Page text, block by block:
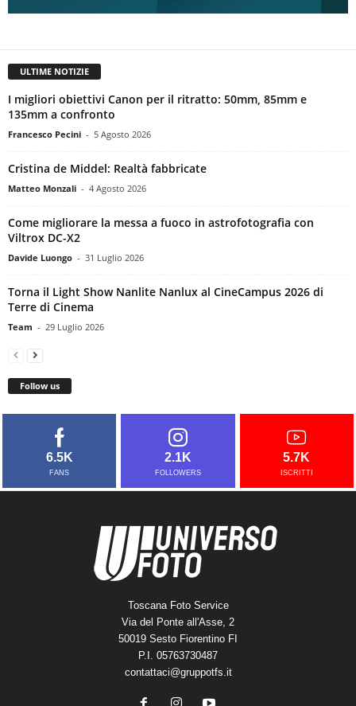
ULTIME NOTIZIE
I migliori obiettivi Canon per il ritratto: 50mm, 85mm e
135mm a confronto
Francesco Pecini - 5 Agosto 2026
Cristina de Middel: Realtà fabbricate
Matteo Monzali - 4 Agosto 2026
Come migliorare la messa a fuoco in astrofotografia con
Viltrox DC-X2
Davide Luongo - 31 Luglio 2026
Torna il Light Show Nanlite Nanlux al CineCampus 2026 di
Terre di Cinema
Team - 29 Luglio 2026
Follow us
6.5K
FANS
2.1K
FOLLOWERS
5.7K
ISCRITTI
Toscana Foto Service
Via del Ponte all'Asse, 2
50019 Sesto Fiorentino FI
P.I. 05763730487
contattaci@gruppotfs.it